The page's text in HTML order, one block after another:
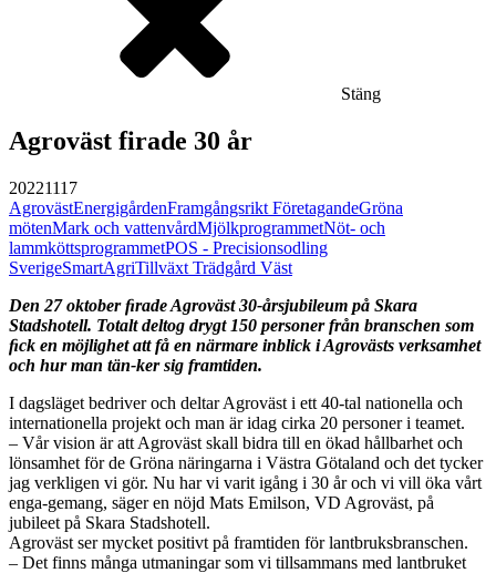
Stäng
Agroväst firade 30 år
20221117
AgrovästEnergigårdenFramgångsrikt FöretagandeGröna
mötenMark och vattenvårdMjölkprogrammetNöt- och
lammköttsprogrammetPOS - Precisionsodling
SverigeSmartAgriTillväxt Trädgård Väst
Den 27 oktober ﬁrade Agroväst 30-årsjubileum på Skara
Stadshotell. Totalt deltog drygt 150 personer från branschen som
ﬁck en möjlighet att få en närmare inblick i Agrovästs verksamhet
och hur man tän-ker sig framtiden.
I dagsläget bedriver och deltar Agroväst i ett 40-tal nationella och
internationella projekt och man är idag cirka 20 personer i teamet.
– Vår vision är att Agroväst skall bidra till en ökad hållbarhet och
lönsamhet för de Gröna näringarna i Västra Götaland och det tycker
jag verkligen vi gör. Nu har vi varit igång i 30 år och vi vill öka vårt
enga-gemang, säger en nöjd Mats Emilson, VD Agroväst, på
jubileet på Skara Stadshotell.
Agroväst ser mycket positivt på framtiden för lantbruksbranschen.
– Det finns många utmaningar som vi tillsammans med lantbruket